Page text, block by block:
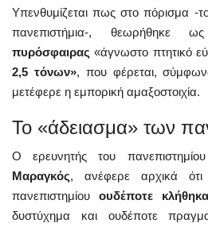
Υπενθυμίζεται πως στο πόρισμα -
πανεπιστήμια-, θεωρήθηκε
πυρόσφαιρας «άγνωστο πτητικό
2,5 τόνων», που φέρεται,
μετέφερε η εμπορική αμαξοστοιχία.
Το «άδειασμα» των
Ο ερευνητής του
Μαραγκός, ανέφερε αρχικά
πανεπιστημίουουδέποτε
δυστύχημα και ουδέποτε